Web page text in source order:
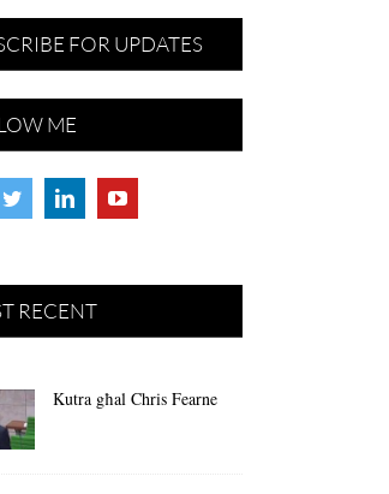
FOR UPDATES
ME
RECENT
Kutra għal Chris Fearne